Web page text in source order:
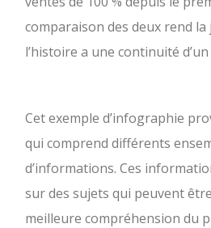
comparaison des deux rend
l’histoire a une continuité
Cet exemple d’infographie
qui comprend différents
d’informations. Ces
sur des sujets qui peuvent
meilleure compréhension du